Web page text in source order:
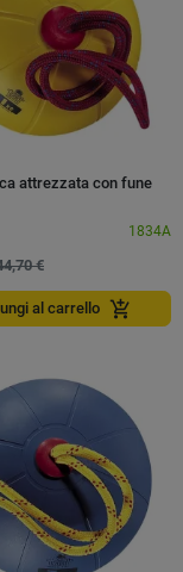
attrezzata con fune
1834A
€
al carrello add_shopping_cart